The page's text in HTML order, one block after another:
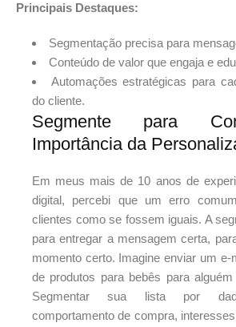
Principais Destaques:
Segmentação precisa para
Conteúdo de valor que engaja e
Automações estratégicas para
do cliente.
Segmente para
Importância da
Em meus mais de 10 anos de
digital, percebi que um erro
clientes como se fossem iguais. A
para entregar a mensagem certa,
momento certo. Imagine enviar um
de produtos para bebês para
Segmentar sua lista por
comportamento de compra,